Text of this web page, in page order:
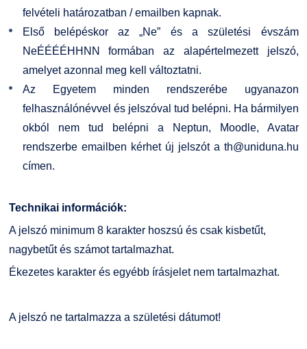
Kapcsolat
TDK/Tehetségnap
Online Studium
Képzési Életpályamodell
felvételi határozatban / emailben kapnak.
Első belépéskor az „Ne” és a születési évszám
NeÉÉÉÉHHNN formában az alapértelmezett jelszó,
amelyet azonnal meg kell változtatni.
Az Egyetem minden rendszerébe ugyanazon
felhasználónévvel és jelszóval tud belépni. Ha bármilyen
okból nem tud belépni a Neptun, Moodle, Avatar
rendszerbe emailben kérhet új jelszót a th@uniduna.hu
címen.
Technikai információk:
A jelszó minimum 8 karakter hoszsú és csak kisbetűt,
nagybetűt és számot tartalmazhat.
Ékezetes karakter és egyébb írásjelet nem tartalmazhat.
A jelszó ne tartalmazza a születési dátumot!